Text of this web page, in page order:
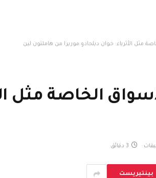
مثل الأثرياء: خوان ديلجادو موريرا من هاملتون لين
الخاصة مثل
3 دقائق
بينتيريست